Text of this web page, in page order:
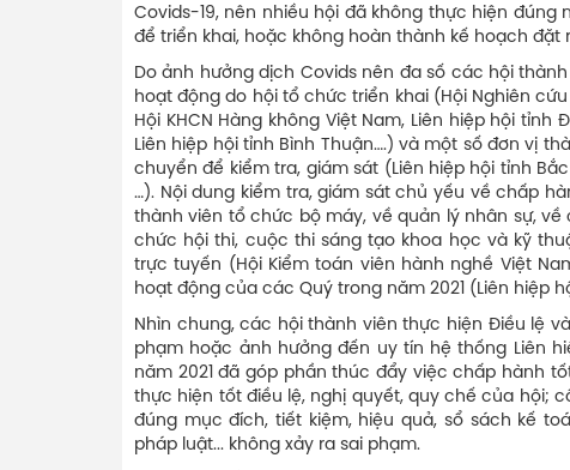
Covids-19, nên nhiều hội đã không thực hiện
để triển khai, hoặc không hoàn thành kế hoạch đặt
Do ảnh hưởng dịch Covids nên đa số các hội
hoạt động do hội tổ chức triển khai (Hội Nghiên
Hội KHCN Hàng không Việt Nam, Liên hiệp hội tỉnh
Liên hiệp hội tỉnh Bình Thuận….) và một số đơn vị
chuyển để kiểm tra, giám sát (Liên hiệp hội tỉnh
…). Nội dung kiểm tra, giám sát chủ yếu về chấp
thành viên tổ chức bộ máy, về quản lý nhân sự, về
chức hội thi, cuộc thi sáng tạo khoa học và kỹ
trực tuyến (Hội Kiểm toán viên hành nghề Việt
hoạt động của các Quý trong năm 2021 (Liên hiệp
Nhìn chung, các hội thành viên thực hiện Điều lệ
phạm hoặc ảnh hưởng đến uy tín hệ thống Liên
năm 2021 đã góp phần thúc đẩy việc chấp hành
thực hiện tốt điều lệ, nghị quyết, quy chế của hội;
đúng mục đích, tiết kiệm, hiệu quả, sổ sách kế
pháp luật... không xảy ra sai phạm.